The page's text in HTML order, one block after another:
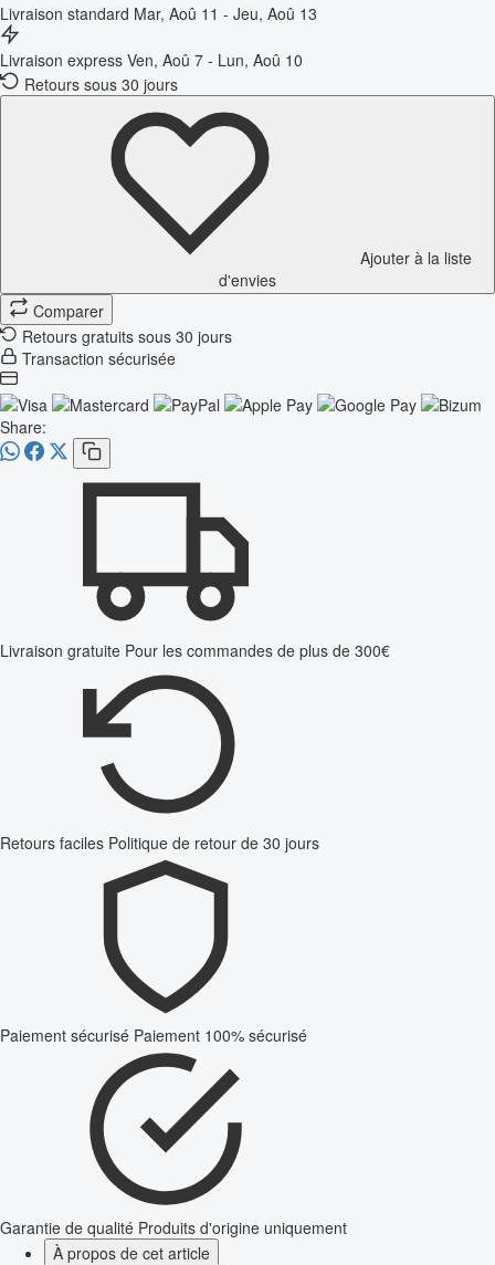
Livraison standard Mar, Aoû 11 - Jeu, Aoû 13
Livraison express Ven, Aoû 7 - Lun, Aoû 10
Retours sous 30 jours
Ajouter à la liste
d'envies
Comparer
Retours gratuits sous 30 jours
Transaction sécurisée
Share:
Livraison gratuite Pour les commandes de plus de 300€
Retours faciles Politique de retour de 30 jours
Paiement sécurisé Paiement 100% sécurisé
Garantie de qualité Produits d'origine uniquement
À propos de cet article